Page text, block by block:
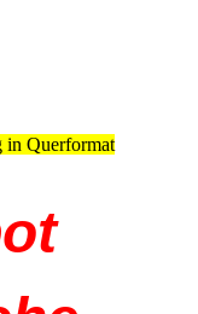
in Querformat